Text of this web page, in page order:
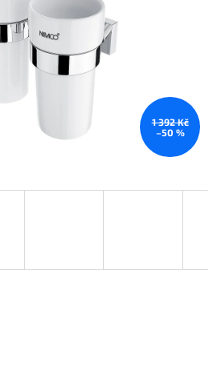
1 392 Kč
–50 %